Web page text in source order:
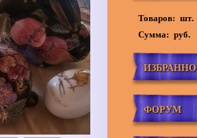
Товаров: шт.
Сумма: руб.
ФОРУМ